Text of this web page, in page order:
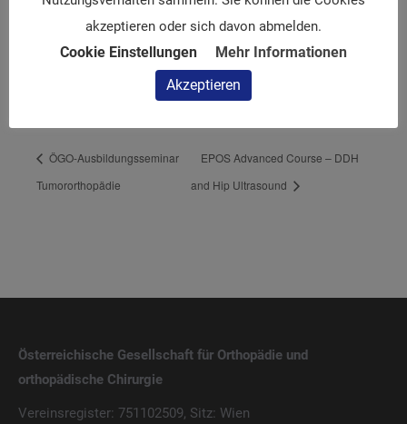
VERANSTALTUNGSORT
Design Center Linz
Google Karte anzeigen
ÖGO-Ausbildungsseminar
Tumororthopädie
EPOS Advanced Course – DDH
and Hip Ultrasound
Österreichische Gesellschaft für Orthopädie und
orthopädische Chirurgie
Vereinsregister: 751102509, Sitz: Wien
akzeptieren oder sich davon abmelden.
Cookie Einstellungen
Mehr Informationen
Akzeptieren